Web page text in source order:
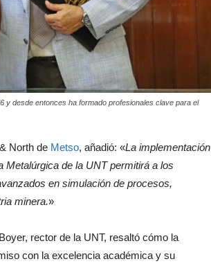
y desde entonces ha formado profesionales clave para el
North de Metso, añadió: «La implementación
de la UNT permitirá a los
en simulación de procesos,
minera.»
rector de la UNT, resaltó cómo la
con la excelencia académica y su